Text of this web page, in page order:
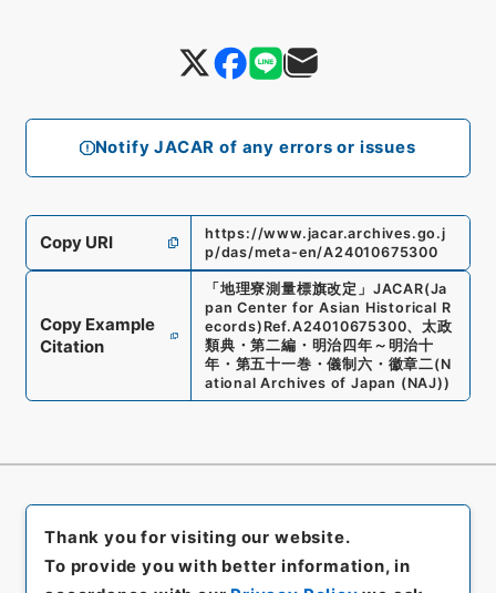
Notify JACAR of any errors or issues
Copy URI
https://www.jacar.archives.go.j
p/das/meta-en/A24010675300
Copy Example
Citation
「 地理寮測量標旗改定 」 JACAR(Ja
pan Center for Asian Historical R
ecords) Ref.A24010675300、太政
類典・第二編・明治四年～明治十
年・第五十一巻・儀制六・徽章二(N
ational Archives of Japan (NAJ))
Thank you for visiting our website.
To provide you with better information, in